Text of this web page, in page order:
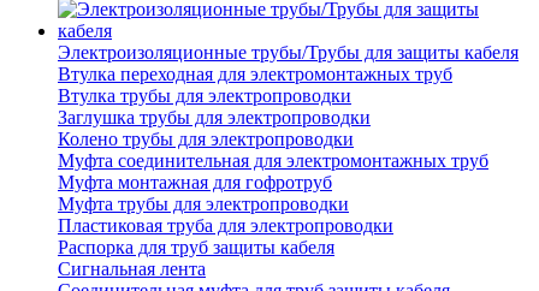
Электроизоляционные трубы/Трубы для защиты кабеля
Втулка переходная для электромонтажных труб
Втулка трубы для электропроводки
Заглушка трубы для электропроводки
Колено трубы для электропроводки
Муфта соединительная для электромонтажных труб
Муфта монтажная для гофротруб
Муфта трубы для электропроводки
Пластиковая труба для электропроводки
Распорка для труб защиты кабеля
Сигнальная лента